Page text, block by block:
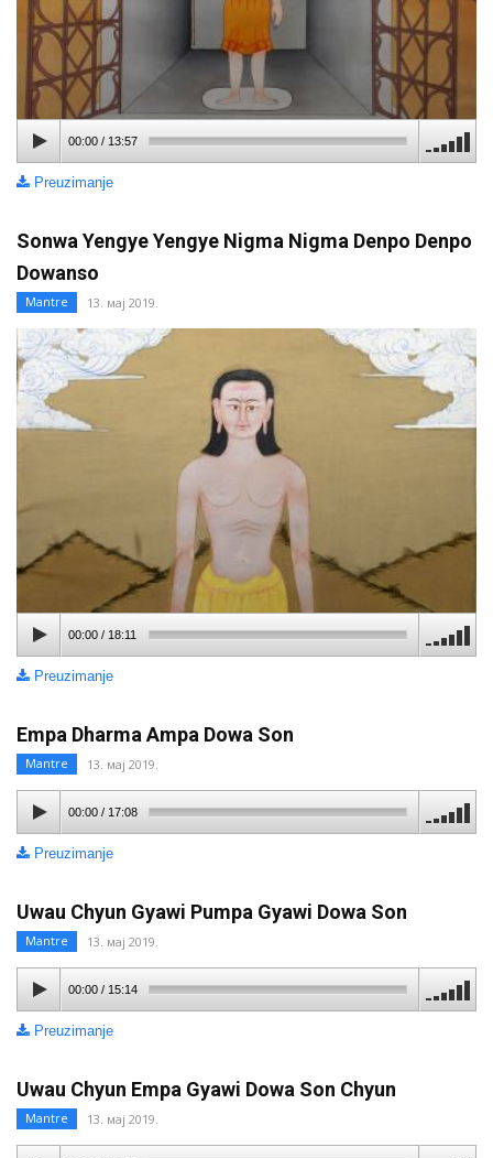
00:00/ 13:57
Preuzimanje
Sonwa Yengye Yengye Nigma Nigma Denpo Denpo
Dowanso
Mantre 13. мај 2019.
00:00 / 18:11
Preuzimanje
Empa Dharma Ampa Dowa Son
Mantre 13. мај 2019.
00:00/ 17:08
Preuzimanje
Uwau Chyun Gyawi Pumpa Gyawi Dowa Son
Mantre 13. мај 2019.
00:00/ 15:14
Preuzimanje
Uwau Chyun Empa Gyawi Dowa Son Chyun
Mantre 13. мај 2019.